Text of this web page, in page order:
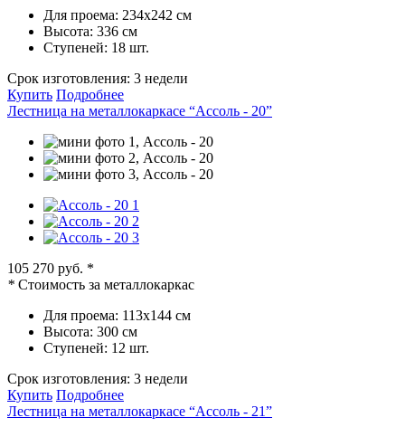
Для проема: 234х242 см
Высота: 336 см
Ступеней: 18 шт.
Срок изготовления: 3 недели
Купить Подробнее
Лестница на металлокаркасе “Ассоль - 20”
105 270 руб. *
* Стоимость за металлокаркас
Для проема: 113х144 см
Высота: 300 см
Ступеней: 12 шт.
Срок изготовления: 3 недели
Купить Подробнее
Лестница на металлокаркасе “Ассоль - 21”